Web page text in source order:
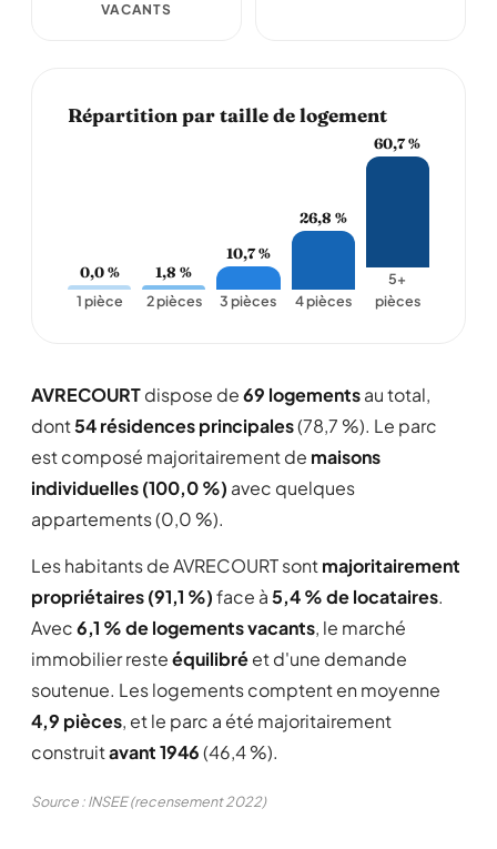
VACANTS
Répartition par taille de logement
0,0 %
1 pièce
1,8 %
2 pièces
10,7 %
3 pièces
26,8 %
4 pièces
60,7 %
5+
pièces
AVRECOURTdispose de69 logementsau total,
dont54 résidences principales(78,7 %). Le parc
est composé majoritairement de maisons
individuelles (100,0 %) avec quelques
appartements (0,0 %).
Les habitants de AVRECOURT sontmajoritairement
propriétaires (91,1 %)face à5,4 % de locataires.
Avec6,1 % de logements vacants, le marché
immobilier resteéquilibréet d'une demande
soutenue. Les logements comptent en moyenne
4,9 pièces, et le parc a été majoritairement
construitavant 1946(46,4 %).
Source : INSEE (recensement 2022)